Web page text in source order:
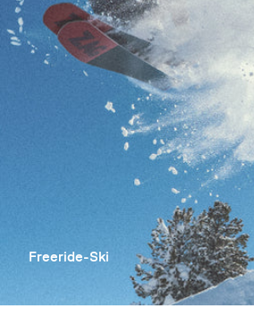
Freeride-Ski